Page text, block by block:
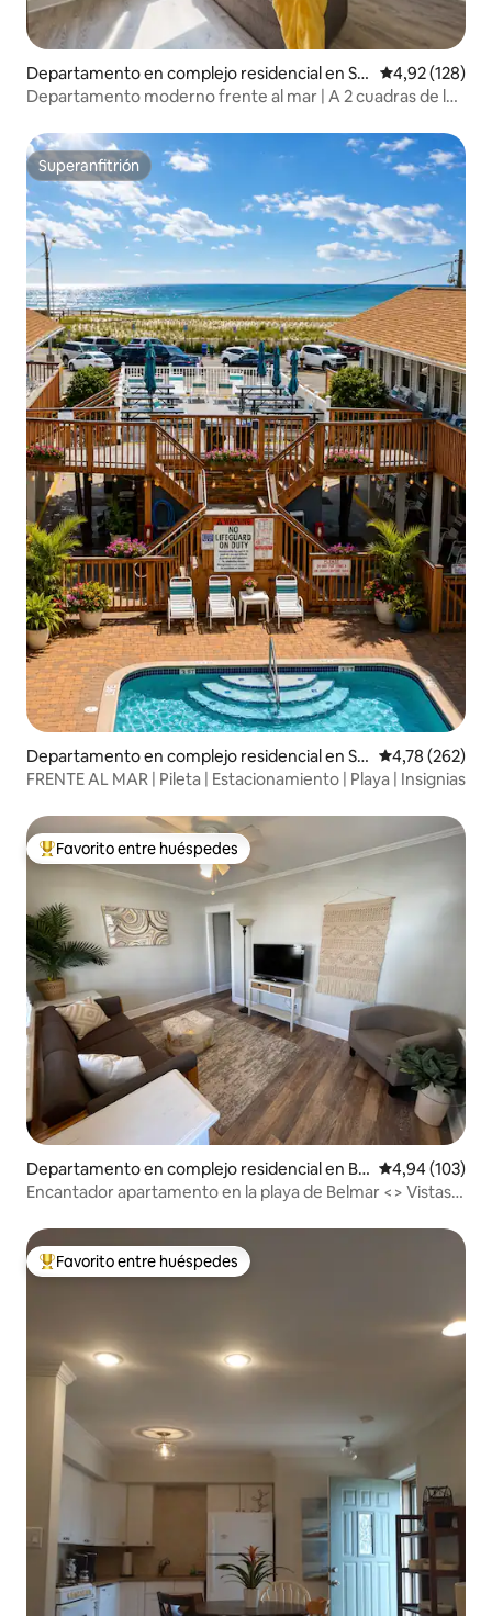
Departamento en complejo residencial en Se
aside Heights
Calificación
4,92 (128)
Departamento moderno frente al mar | A 2 cuadras de la
Superanfitrión
Superanfitrión
Departamento en complejo residencial en Se
aside Park
Calificación
4,78 (262)
FRENTE AL MAR | Pileta | Estacionamiento | Playa | Insignias
Favorito entre los huéspedes más destacados
Favorito entre huéspedes
Departamento en complejo residencial en Be
lmar
Calificación
4,94 (103)
Encantador apartamento en la playa de Belmar <> Vistas
Favorito entre los huéspedes más destacados
Favorito entre huéspedes